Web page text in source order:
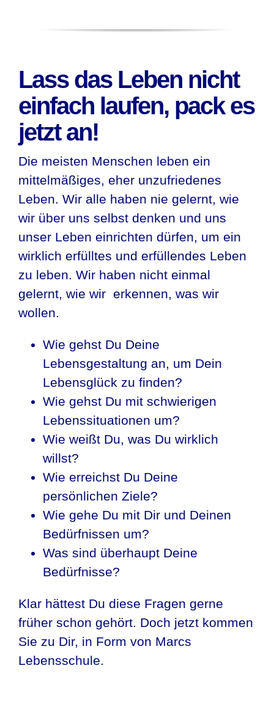
Lass das Leben nicht
einfach laufen, pack es
jetzt an!
Die meisten Menschen leben ein
mittelmäßiges, eher unzufriedenes
Leben. Wir alle haben nie gelernt, wie
wir über uns selbst denken und uns
unser Leben einrichten dürfen, um ein
wirklich erfülltes und erfüllendes Leben
zu leben. Wir haben nicht einmal
gelernt, wie wir erkennen, was wir
wollen.
Wie gehst Du Deine
Lebensgestaltung an, um Dein
Lebensglück zu finden?
Wie gehst Du mit schwierigen
Lebenssituationen um?
Wie weißt Du, was Du wirklich
willst?
Wie erreichst Du Deine
persönlichen Ziele?
Wie gehe Du mit Dir und Deinen
Bedürfnissen um?
Was sind überhaupt Deine
Bedürfnisse?
Klar hättest Du diese Fragen gerne
früher schon gehört. Doch jetzt kommen
Sie zu Dir, in Form von Marcs
Lebensschule.